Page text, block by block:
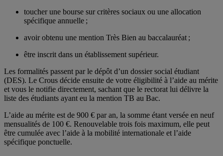
toucher une bourse sur critères sociaux ou une allocation
spécifique annuelle ;
avoir obtenu une mention Très Bien au baccalauréat ;
être inscrit dans un établissement supérieur.
Les formalités passent par le dépôt d’un dossier social étudiant
(DES). Le Crous décide ensuite de votre éligibilité à l’aide au mérite
et vous le notifie directement, sachant que le rectorat lui délivre la
liste des étudiants ayant eu la mention TB au Bac.
L’aide au mérite est de 900 € par an, la somme étant versée en neuf
mensualités de 100 €. Renouvelable trois fois maximum, elle peut
être cumulée avec l’aide à la mobilité internationale et l’aide
spécifique ponctuelle.